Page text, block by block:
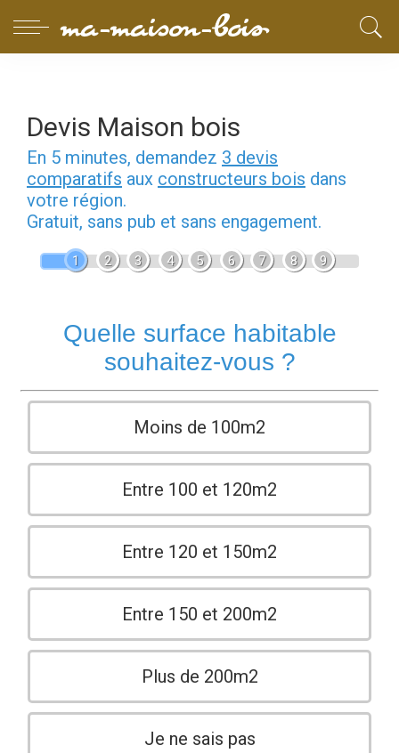
Devis Maison bois
En 5 minutes, demandez 3 devis
comparatifs aux constructeurs bois dans
votre région.
Gratuit, sans pub et sans engagement.
1 2 3 4 5 6 7 8 9
Quelle surface habitable
souhaitez-vous ?
Moins de 100m2
Entre 100 et 120m2
Entre 120 et 150m2
Entre 150 et 200m2
Plus de 200m2
Je ne sais pas